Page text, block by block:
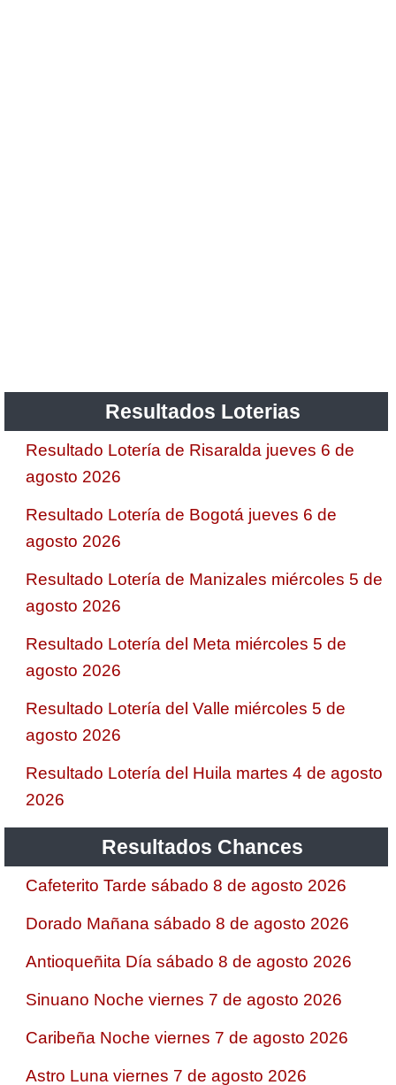
Sinuano Día
Sinuano Noche
Resultados Loterias
Resultado Lotería de Risaralda jueves 6 de
agosto 2026
Resultado Lotería de Bogotá jueves 6 de
agosto 2026
Resultado Lotería de Manizales miércoles 5 de
agosto 2026
Resultado Lotería del Meta miércoles 5 de
agosto 2026
Resultado Lotería del Valle miércoles 5 de
agosto 2026
Resultado Lotería del Huila martes 4 de agosto
2026
Resultados Chances
Cafeterito Tarde sábado 8 de agosto 2026
Dorado Mañana sábado 8 de agosto 2026
Antioqueñita Día sábado 8 de agosto 2026
Sinuano Noche viernes 7 de agosto 2026
Caribeña Noche viernes 7 de agosto 2026
Astro Luna viernes 7 de agosto 2026